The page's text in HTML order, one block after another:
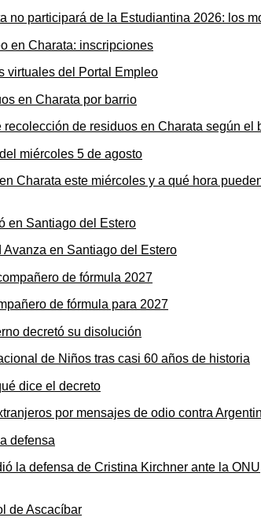
no participará de la Estudiantina 2026: los
virtuales del Portal Empleo
de residuos en Charata según el
Charata este miércoles y a qué hora
en Santiago del Estero
de fórmula para 2027
de Niños tras casi 60 años de historia
por mensajes de odio contra
la defensa de Cristina Kirchner ante la ONU